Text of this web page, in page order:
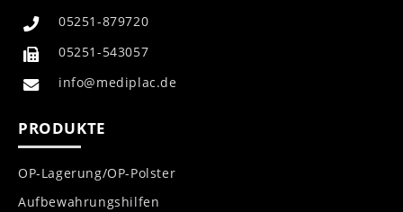
05251-879720
05251-543057
info@mediplac.de
PRODUKTE
OP-Lagerung/OP-Polster
Aufbewahrungshilfen